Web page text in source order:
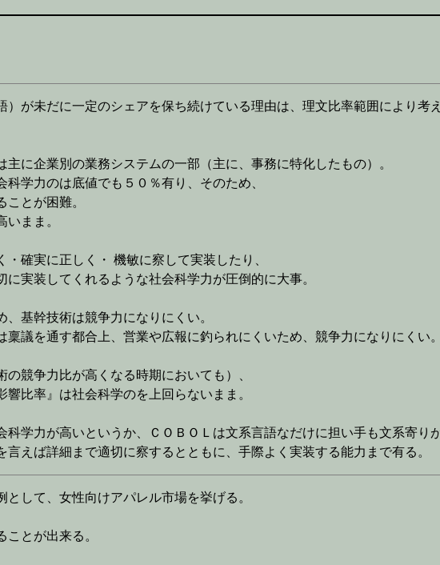
）が未だに一定のシェアを保ち続けている理由は、理文比率範囲により考
に企業別の業務システムの一部（主に、事務に特化したもの）。
学力のは底値でも５０％有り、そのため、
とが困難。
まま。
確実に正しく・ 機敏に察して実装したり、
実装してくれるような社会科学力が圧倒的に大事。
基幹技術は競争力になりにくい。
稟議を通す都合上、営業や広報に釣られにくいため、競争力になりにくい
競争力比が高くなる時期においても）、
比率』は社会科学のを上回らないまま。
学力が高いというか、ＣＯＢＯＬは文系言語なだけに担い手も文系寄り
えば詳細まで適切に察するとともに、手際よく実装する能力まで有る。
して、女性向けアパレル市場を挙げる。
とが出来る。